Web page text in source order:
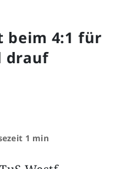
beim 4:1 für
drauf
1 min